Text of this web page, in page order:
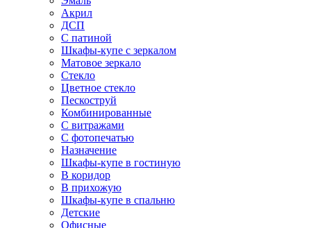
Акрил
ДСП
С патиной
Шкафы-купе с зеркалом
Матовое зеркало
Стекло
Цветное стекло
Пескоструй
Комбинированные
С витражами
С фотопечатью
Назначение
Шкафы-купе в гостиную
В коридор
В прихожую
Шкафы-купе в спальню
Детские
Офисные